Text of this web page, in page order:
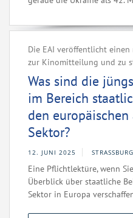
Die EAI veröffentlicht
zur Kinomitteilung und zu
Was sind die
im Bereich
den
Sektor?
12. JUNI 2025 STRASSBURG
Eine Pflichtlektüre, wenn
Überblick über staatliche
Sektor in Europa